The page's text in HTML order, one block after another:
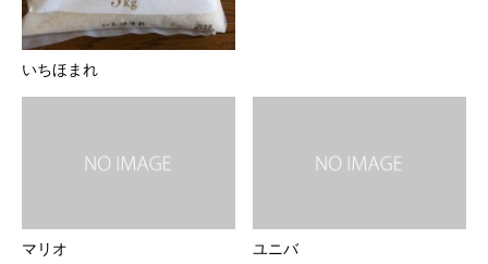
いちほまれ
マリオ ユニバ